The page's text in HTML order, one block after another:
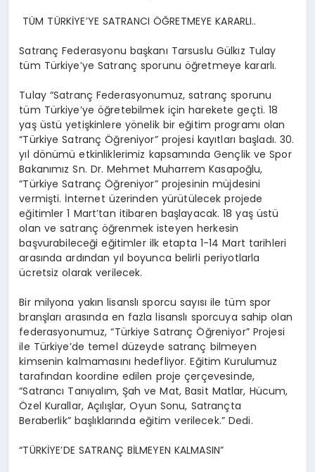
TÜM TÜRKİYE’YE SATRANCI ÖĞRETMEYE KARARLI..
Satranç Federasyonu başkanı Tarsuslu Gülkız Tulay
tüm Türkiye’ye Satranç sporunu öğretmeye kararlı.
Tulay “Satranç Federasyonumuz, satranç sporunu
tüm Türkiye’ye öğretebilmek için harekete geçti. 18
yaş üstü yetişkinlere yönelik bir eğitim programı olan
“Türkiye Satranç Öğreniyor” projesi kayıtları başladı. 30.
yıl dönümü etkinliklerimiz kapsamında Gençlik ve Spor
Bakanımız Sn. Dr. Mehmet Muharrem Kasapoğlu,
“Türkiye Satranç Öğreniyor” projesinin müjdesini
vermişti. İnternet üzerinden yürütülecek projede
eğitimler 1 Mart’tan itibaren başlayacak. 18 yaş üstü
olan ve satranç öğrenmek isteyen herkesin
başvurabileceği eğitimler ilk etapta 1-14 Mart tarihleri
arasında ardından yıl boyunca belirli periyotlarla
ücretsiz olarak verilecek.
Bir milyona yakın lisanslı sporcu sayısı ile tüm spor
branşları arasında en fazla lisanslı sporcuya sahip olan
federasyonumuz, “Türkiye Satranç Öğreniyor” Projesi
ile Türkiye’de temel düzeyde satranç bilmeyen
kimsenin kalmamasını hedefliyor. Eğitim Kurulumuz
tarafından koordine edilen proje çerçevesinde,
“Satrancı Tanıyalım, Şah ve Mat, Basit Matlar, Hücum,
Özel Kurallar, Açılışlar, Oyun Sonu, Satrançta
Beraberlik” başlıklarında eğitim verilecek.” Dedi.
“TÜRKİYE’DE SATRANÇ BİLMEYEN KALMASIN”